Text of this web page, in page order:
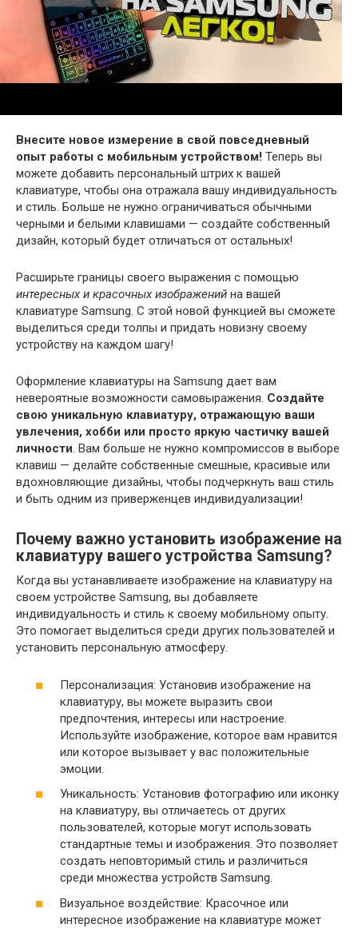
Внесите новое измерение в свой повседневный
опыт работы с мобильным устройством! Теперь вы
можете добавить персональный штрих к вашей
клавиатуре, чтобы она отражала вашу индивидуальность
и стиль. Больше не нужно ограничиваться обычными
черными и белыми клавишами — создайте собственный
дизайн, который будет отличаться от остальных!
Расширьте границы своего выражения с помощью
интересных и красочных изображений на вашей
клавиатуре Samsung. С этой новой функцией вы сможете
выделиться среди толпы и придать новизну своему
устройству на каждом шагу!
Оформление клавиатуры на Samsung дает вам
невероятные возможности самовыражения. Создайте
свою уникальную клавиатуру, отражающую ваши
увлечения, хобби или просто яркую частичку вашей
личности. Вам больше не нужно компромиссов в выборе
клавиш — делайте собственные смешные, красивые или
вдохновляющие дизайны, чтобы подчеркнуть ваш стиль
и быть одним из приверженцев индивидуализации!
Почему важно установить изображение на
клавиатуру вашего устройства Samsung?
Когда вы устанавливаете изображение на клавиатуру на
своем устройстве Samsung, вы добавляете
индивидуальность и стиль к своему мобильному опыту.
Это помогает выделиться среди других пользователей и
установить персональную атмосферу.
Персонализация: Установив изображение на
клавиатуру, вы можете выразить свои
предпочтения, интересы или настроение.
Используйте изображение, которое вам нравится
или которое вызывает у вас положительные
эмоции.
Уникальность: Установив фотографию или иконку
на клавиатуру, вы отличаетесь от других
пользователей, которые могут использовать
стандартные темы и изображения. Это позволяет
создать неповторимый стиль и различиться
среди множества устройств Samsung.
Визуальное воздействие: Красочное или
интересное изображение на клавиатуре может